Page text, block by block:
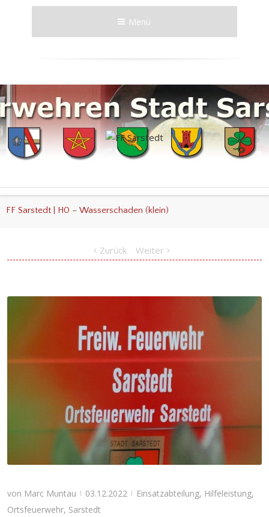
Menü
FF Sarstedt | H0 – Wasserschaden (klein)
Zurück Weiter
von Marc Muntau | 03.12.2022 | Einsatzabteilung, Hilfeleistung,
Ortsfeuerwehr, Sarstedt